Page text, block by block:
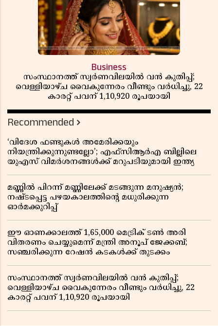
Business
സംസ്ഥാനത്ത് സ്വർണവിലയിൽ വൻ കുതിപ്പ്;
വെള്ളിയാഴ്ച വൈകുന്നേരം വീണ്ടും വർധിച്ചു, 22
കാരറ്റ് പവന് 1,10,920 രൂപയായി
Recommended
‘വിദേശ ഫണ്ടുകൾ അമേരിക്കയും
നിയന്ത്രിക്കുന്നുണ്ടല്ലോ’; എഫ്സിആർഎ ബില്ലിലെ
യുഎസ് വിമർശനങ്ങൾക്ക് മറുപടിയുമായി ഇന്ത്യ
മണ്ണിൽ പിറന്ന് മണ്ണിലേക്ക് മടങ്ങുന്ന മനുഷ്യൻ;
നഷ്ടപ്പെട്ട പഴയകാലത്തിൻ്റെ മധുരിക്കുന്ന
ഓർമക്കുറിപ്പ്
ഈ ഓണക്കാലത്ത് 1,65,000 മെട്രിക് ടൺ അരി
വിതരണം ചെയ്യുമെന്ന് മന്ത്രി അനൂപ് ജേക്കബ്;
സഞ്ചരിക്കുന്ന റേഷൻ കടകൾക്ക് തുടക്കം
സംസ്ഥാനത്ത് സ്വർണവിലയിൽ വൻ കുതിപ്പ്;
വെള്ളിയാഴ്ച വൈകുന്നേരം വീണ്ടും വർധിച്ചു, 22
കാരറ്റ് പവന് 1,10,920 രൂപയായി